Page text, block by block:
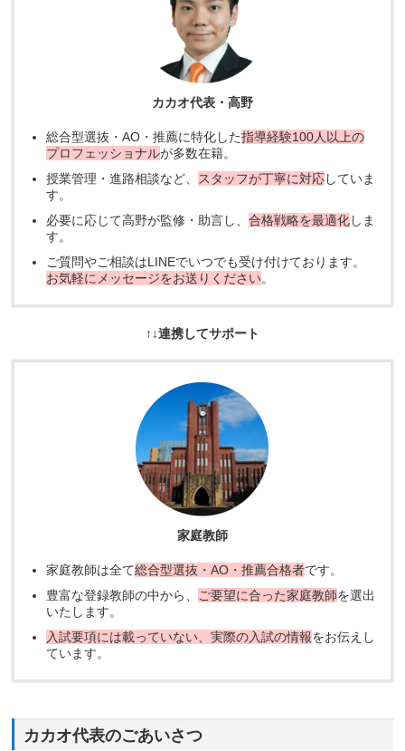
カカオ代表・高野
総合型選抜・AO・推薦に特化した指導経験100人以上の
プロフェッショナルが多数在籍。
授業管理・進路相談など、 スタッフが丁寧に対応していま
す。
必要に応じて高野が監修・助言し、合格戦略を最適化しま
す。
ご質問やご相談はLINEでいつでも受け付けております。
お気軽にメッセージをお送りください。
↑↓連携してサポート
家庭教師
家庭教師は全て総合型選抜・AO・推薦合格者です。
豊富な登録教師の中から、 ご要望に合った家庭教師を選出
いたします。
入試要項には載っていない、実際の入試の情報をお伝えし
ています。
カカオ代表のごあいさつ